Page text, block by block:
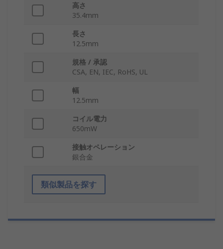
高さ
35.4mm
長さ
12.5mm
規格 / 承認
CSA, EN, IEC, RoHS, UL
幅
12.5mm
コイル電力
650mW
接触オペレーション
銀合金
類似製品を探す